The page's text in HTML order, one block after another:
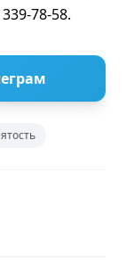
78-58.